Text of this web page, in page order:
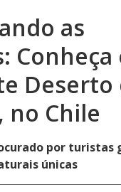
as
Conheça
Deserto
no Chile
por turistas
únicas